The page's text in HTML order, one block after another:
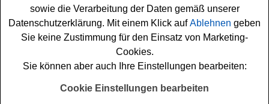
Madame verlost 3x Heißluft Fritteuse
Anzeige:
sowie die Verarbeitung der Daten gemäß unserer
Datenschutzerklärung. Mit einem Klick aufAblehnen geben
Sie keine Zustimmung für den Einsatz von Marketing-
Cookies.
Sie können aber auch Ihre Einstellungen bearbeiten:
Cookie Einstellungen bearbeiten